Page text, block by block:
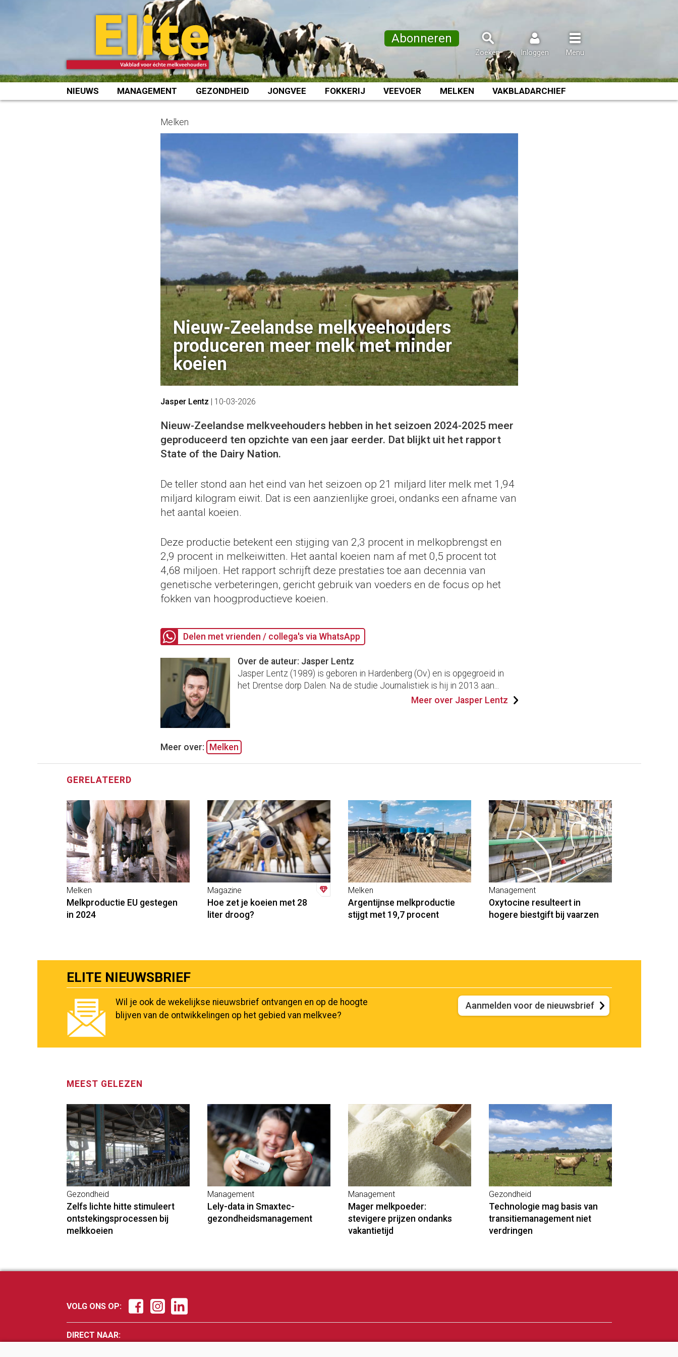
Abonneren
Zoeken Inloggen Menu
NIEUWS MANAGEMENT GEZONDHEID JONGVEE FOKKERIJ VEEVOER MELKEN VAKBLADARCHIEF
Melken
Nieuw-Zeelandse melkveehouders
produceren meer melk met minder
koeien
Jasper Lentz | 10-03-2026
Nieuw-Zeelandse melkveehouders hebben in het seizoen 2024-2025 meer
geproduceerd ten opzichte van een jaar eerder. Dat blijkt uit het rapport
State of the Dairy Nation.
De teller stond aan het eind van het seizoen op 21 miljard liter melk met 1,94
miljard kilogram eiwit. Dat is een aanzienlijke groei, ondanks een afname van
het aantal koeien.
Deze productie betekent een stijging van 2,3 procent in melkopbrengst en
2,9 procent in melkeiwitten. Het aantal koeien nam af met 0,5 procent tot
4,68 miljoen. Het rapport schrijft deze prestaties toe aan decennia van
genetische verbeteringen, gericht gebruik van voeders en de focus op het
fokken van hoogproductieve koeien.
Delen met vrienden / collega's via WhatsApp
Over de auteur: Jasper Lentz
Jasper Lentz (1989) is geboren in Hardenberg (Ov.) en is opgegroeid in
het Drentse dorp Dalen. Na de studie Journalistiek is hij in 2013 aan...
Meer over Jasper Lentz
Meer over: Melken
GERELATEERD
Melken
Melkproductie EU gestegen
in 2024
Magazine
Hoe zet je koeien met 28
liter droog?
Melken
Argentijnse melkproductie
stijgt met 19,7 procent
Management
Oxytocine resulteert in
hogere biestgift bij vaarzen
ELITE NIEUWSBRIEF
Wil je ook de wekelijkse nieuwsbrief ontvangen en op de hoogte
blijven van de ontwikkelingen op het gebied van melkvee?
Aanmelden voor de nieuwsbrief
MEEST GELEZEN
Gezondheid
Zelfs lichte hitte stimuleert
ontstekingsprocessen bij
melkkoeien
Management
Lely-data in Smaxtec-
gezondheidsmanagement
Management
Mager melkpoeder:
stevigere prijzen ondanks
vakantietijd
Gezondheid
Technologie mag basis van
transitiemanagement niet
verdringen
VOLG ONS OP:
DIRECT NAAR: